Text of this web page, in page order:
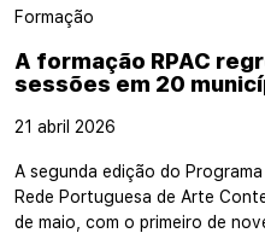
Formação
A formação RPAC
sessões em 20
21 abril 2026
A segunda edição do
Rede Portuguesa de Arte
de maio, com o primeiro de